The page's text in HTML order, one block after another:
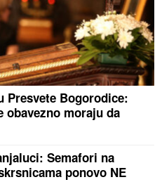
Presvete Bogorodice:
obavezno moraju da
Semafori na
ponovo NE